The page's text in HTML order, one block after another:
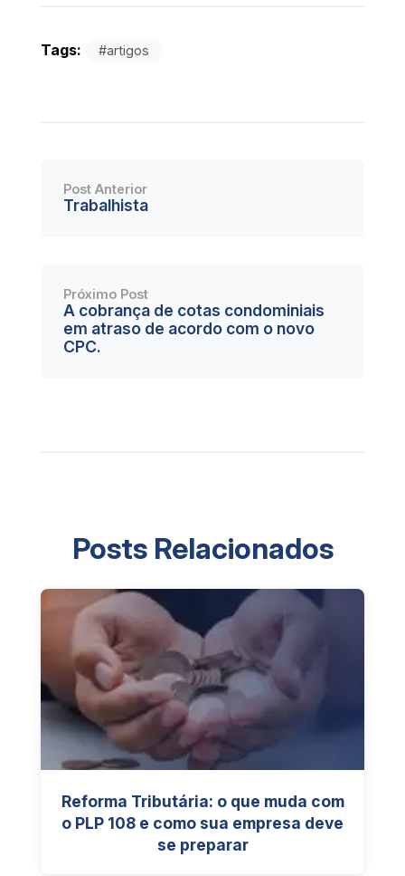
Tags: #artigos
Post Anterior
Trabalhista
Próximo Post
A cobrança de cotas condominiais
em atraso de acordo com o novo
CPC.
Posts Relacionados
Reforma Tributária: o que muda com
o PLP 108 e como sua empresa deve
se preparar